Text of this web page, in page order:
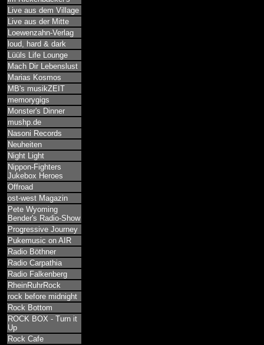
Live aus dem Village
Live aus der Mitte
Loewenzahn-Verlag
loud, hard & dark
Lüüls Life Lounge
Mach Dir Lebenslust
Marias Kosmos
MB's musikZEIT
memorygigs
Monster's Dinner
mushp.de
Nasoni Records
Neuheiten
Night Light
Nippon-Fighters
Jukebox Heroes
Offroad
ost-west Magazin
Pete Wyoming
Bender's Radio-Show
Progressive Journey
Pukemusic on AIR
Radio Böthner
Radio Carpathia
Radio Falkenberg
RheinRuhrRock
rock before midnight
Rock Bottom
ROCK BOX - Turn it
Up
Rock Cafe